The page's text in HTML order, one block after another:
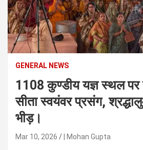
GENERAL NEWS
1108 कुण्डीय यज्ञ स्थल पर
सीता स्वयंवर प्रसंग,
भीड़।
Mar 10, 2026 | Mohan Gupta